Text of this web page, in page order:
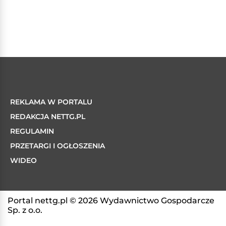
REKLAMA W PORTALU
REDAKCJA NETTG.PL
REGULAMIN
PRZETARGI I OGŁOSZENIA
WIDEO
Portal nettg.pl © 2026 Wydawnictwo Gospodarcze
Sp. z o.o.